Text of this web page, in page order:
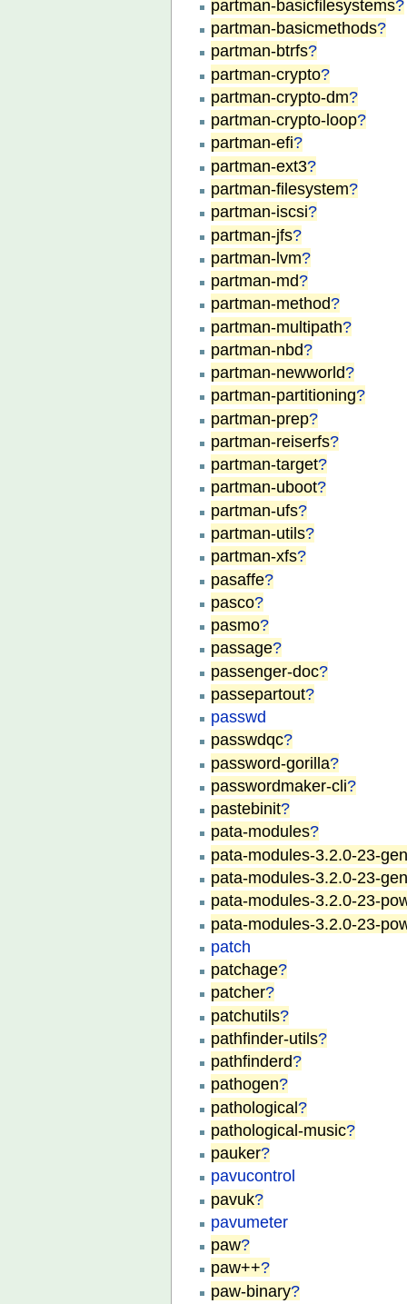
partman-basicfilesystems?
partman-basicmethods?
partman-btrfs?
partman-crypto?
partman-crypto-dm?
partman-crypto-loop?
partman-efi?
partman-ext3?
partman-filesystem?
partman-iscsi?
partman-jfs?
partman-lvm?
partman-md?
partman-method?
partman-multipath?
partman-nbd?
partman-newworld?
partman-partitioning?
partman-prep?
partman-reiserfs?
partman-target?
partman-uboot?
partman-ufs?
partman-utils?
partman-xfs?
pasaffe?
pasco?
pasmo?
passage?
passenger-doc?
passepartout?
passwd
passwdqc?
password-gorilla?
passwordmaker-cli?
pastebinit?
pata-modules?
pata-modules-3.2.0-23-
pata-modules-3.2.0-23-
pata-modules-3.2.0-23-
pata-modules-3.2.0-23-
patch
patchage?
patcher?
patchutils?
pathfinder-utils?
pathfinderd?
pathogen?
pathological?
pathological-music?
pauker?
pavucontrol
pavuk?
pavumeter
paw?
paw++?
paw-binary?